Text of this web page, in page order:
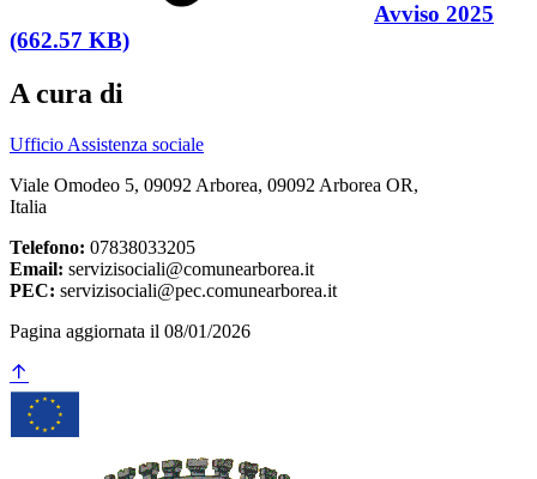
Avviso 2025
(662.57 KB)
A cura di
Ufficio Assistenza sociale
Viale Omodeo 5, 09092 Arborea, 09092 Arborea OR,
Italia
Telefono: 07838033205
Email: servizisociali@comunearborea.it
PEC: servizisociali@pec.comunearborea.it
Pagina aggiornata il 08/01/2026